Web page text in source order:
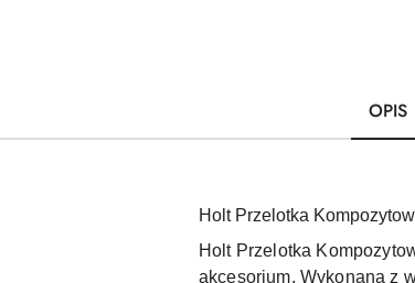
OPIS
Holt Przelotka
Holt Przelotka
akcesorium. Wykonana z